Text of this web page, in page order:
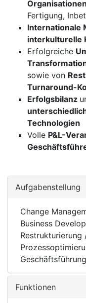
Organisationen
Fertigung,
Internationale
interkulturelle
Erfolgreiche
sowie von
Turnaround-
Erfolgsbilanz
Technologien
Volle P&L-
Aufgabenstellung
Change
Business
Restrukturierung
Geschäftsführung
Funktionen